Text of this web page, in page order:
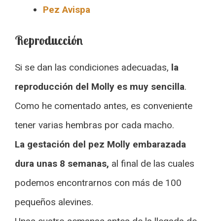
Pez Avispa
Reproducción
Si se dan las condiciones adecuadas, la
reproducción del Molly es muy sencilla.
Como he comentado antes, es conveniente
tener varias hembras por cada macho.
La gestación del pez Molly embarazada
dura unas 8 semanas, al final de las cuales
podemos encontrarnos con más de 100
pequeños alevines.